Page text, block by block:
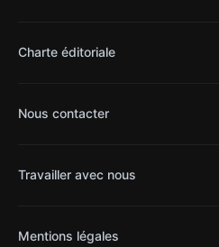
Charte éditoriale
Nous contacter
Travailler avec nous
Mentions légales